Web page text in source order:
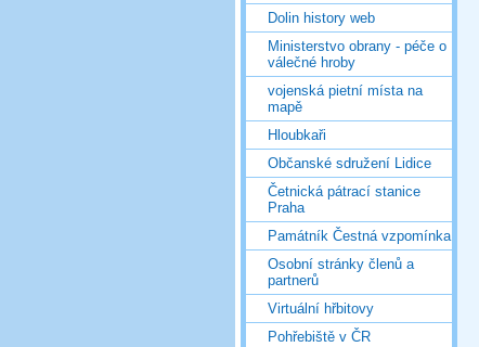
Dolin history web
Ministerstvo obrany - péče o
válečné hroby
vojenská pietní místa na
mapě
Hloubkaři
Občanské sdružení Lidice
Četnická pátrací stanice
Praha
Památník Čestná vzpomínka
Osobní stránky členů a
partnerů
Virtuální hřbitovy
Pohřebiště v ČR